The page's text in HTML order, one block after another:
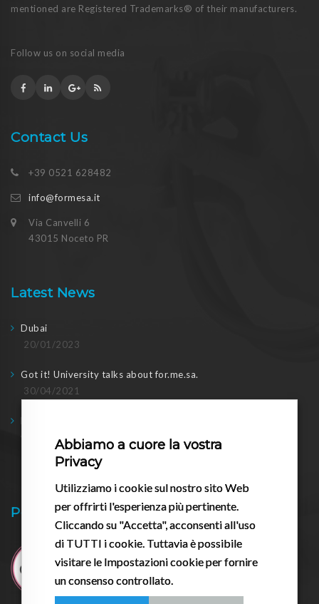
mentioned are Registered Trademarks® of their manufacturers.
Follow us on social media
Contact Us
+39 0521 628482
info@formesa.it
Via Canvelli 6
43015 Noceto PR
Latest News
Dubai
20/01/2023
Got it! University talks about for.me.sa.
30/04/2021
Doing business in post-2020: meeting with the regional
Councilor
17/03/2021
Pessario.it
Abbiamo a cuore la vostra
Privacy
Utilizziamo i cookie sul nostro sito Web
per offrirti l'esperienza più pertinente.
Cliccando su "Accetta", acconsenti all'uso
di TUTTI i cookie. Tuttavia è possibile
visitare le Impostazioni cookie per fornire
un consenso controllato.